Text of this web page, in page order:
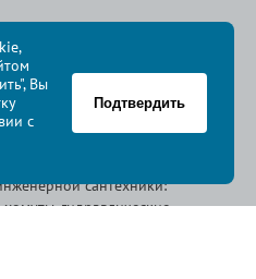
Москве
», 2009-2026
сантехники:
гидравлические
Вы
с
Подтвердить